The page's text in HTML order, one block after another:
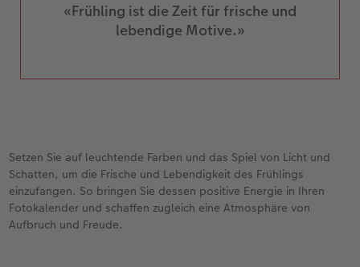
«Frühling ist die Zeit für frische und
lebendige Motive.»
Setzen Sie auf leuchtende Farben und das Spiel von Licht und
Schatten, um die Frische und Lebendigkeit des Frühlings
einzufangen. So bringen Sie dessen positive Energie in Ihren
Fotokalender und schaffen zugleich eine Atmosphäre von
Aufbruch und Freude.